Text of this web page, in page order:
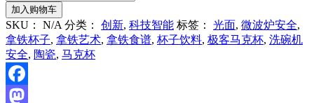
至
$21.00
佳
马
克
杯
“为
什
么
加入购物车
SKU： N/A 分类： 创新, 科技智能 标签： 光面, 微波炉安全,
拿铁杯子, 拿铁艺术, 拿铁食谱, 杯子饮料, 极客马克杯, 洗碗机
安全, 陶瓷, 马克杯
Facebook